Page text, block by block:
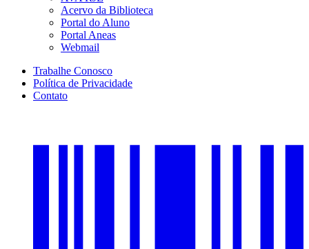
Acervo da Biblioteca
Portal do Aluno
Portal Aneas
Webmail
Trabalhe Conosco
Política de Privacidade
Contato